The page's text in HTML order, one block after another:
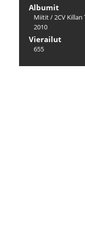
Albumit
Miitit/2CV
2010
Vierailut
655